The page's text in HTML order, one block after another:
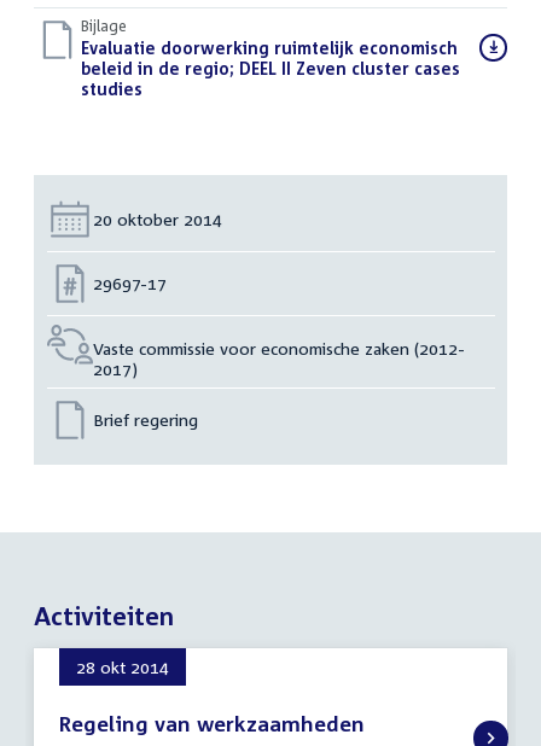
Bijlage
Download
bestand:
Evaluatie doorwerking ruimtelijk economisch
beleid in de regio; DEEL II Zeven cluster cases
studies
Datum:
20 oktober 2014
Nummer:
29697-17
Vaste commissie voor economische zaken (2012-
2017)
Brief regering
Activiteiten
28 okt 2014
Regeling van werkzaamheden